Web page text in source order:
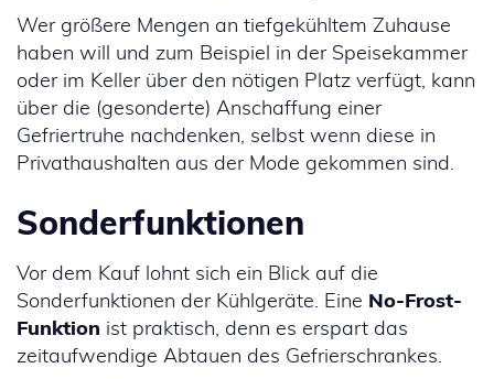
Wer größere Mengen an tiefgekühltem Zuhause
haben will und zum Beispiel in der Speisekammer
oder im Keller über den nötigen Platz verfügt, kann
über die (gesonderte) Anschaffung einer
Gefriertruhe nachdenken, selbst wenn diese in
Privathaushalten aus der Mode gekommen sind.
Sonderfunktionen
Vor dem Kauf lohnt sich ein Blick auf die
Sonderfunktionen der Kühlgeräte. Eine No-Frost-
Funktion ist praktisch, denn es erspart das
zeitaufwendige Abtauen des Gefrierschrankes.